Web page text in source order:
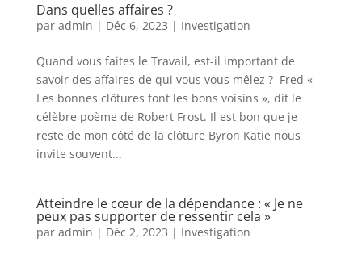
Dans quelles affaires ?
par admin | Déc 6, 2023 | Investigation
Quand vous faites le Travail, est-il important de
savoir des affaires de qui vous vous mêlez ? Fred «
Les bonnes clôtures font les bons voisins », dit le
célèbre poème de Robert Frost. Il est bon que je
reste de mon côté de la clôture Byron Katie nous
invite souvent...
Atteindre le cœur de la dépendance : « Je ne
peux pas supporter de ressentir cela »
par admin | Déc 2, 2023 | Investigation